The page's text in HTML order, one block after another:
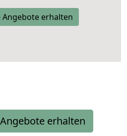
Angebote erhalten
erhalten